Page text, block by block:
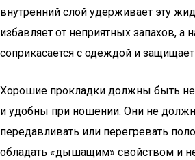
внутренний слой удерживает эту
избавляет от неприятных запахов, а
соприкасается с одеждой и защищает
Хорошие прокладки должны быть
и удобны при ношении. Они не
передавливать или перегревать
обладать «дышащим» свойством и